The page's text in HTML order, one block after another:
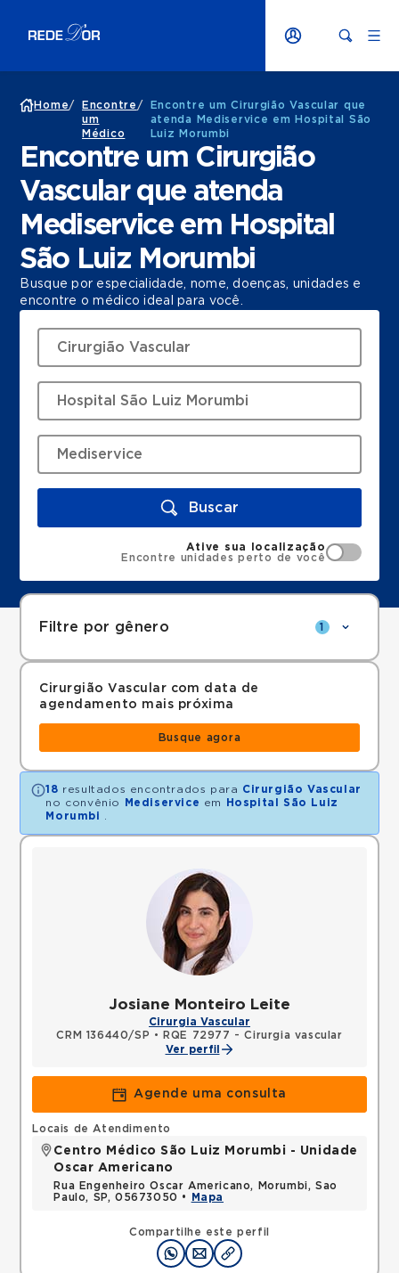
Home/
Encontre
um
Médico
/
Encontre um Cirurgião Vascular que
atenda Mediservice em Hospital São
Luiz Morumbi
Encontre um Cirurgião
Vascular que atenda
Mediservice em Hospital
São Luiz Morumbi
Busque por especialidade, nome, doenças, unidades e
encontre o médico ideal para você.
Buscar
Ative sua localização
Encontre unidades perto de você
Filtre por gênero 1
Cirurgião Vascular com data de
agendamento mais próxima
Busque agora
18 resultados encontrados para Cirurgião Vascular
no convênio
Mediservice em
Hospital São Luiz
Morumbi
Josiane Monteiro Leite
Cirurgia Vascular
CRM 136440/SP •
RQE 72977 - Cirurgia vascular
Ver perfil
Agende uma consulta
Compartilhe este perfil
Locais de Atendimento
Centro Médico São Luiz Morumbi - Unidade
Oscar Americano
Rua Engenheiro Oscar Americano, Morumbi, Sao
Paulo, SP, 05673050 •
Mapa